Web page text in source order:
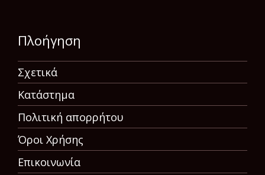
Πλοήγηση
Σχετικά
Κατάστημα
Πολιτική απορρήτου
Όροι Χρήσης
Επικοινωνία